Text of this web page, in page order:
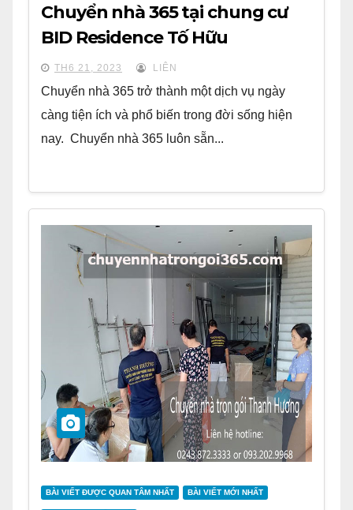
Chuyển nhà 365 tại chung cư
BID Residence Tố Hữu
TH6 21, 2023 LIÊN
Chuyển nhà 365 trở thành một dịch vụ ngày
càng tiện ích và phổ biến trong đời sống hiện
nay. Chuyển nhà 365 luôn sẵn...
BÀI VIẾT ĐƯỢC QUAN TÂM NHẤT BÀI VIẾT MỚI NHẤT